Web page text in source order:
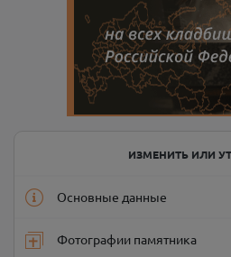
ИЗМЕНИТЬ ИЛИ
Основные данные
Фотографии памятника